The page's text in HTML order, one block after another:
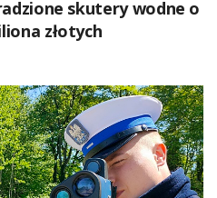
skutery wodne o
złotych